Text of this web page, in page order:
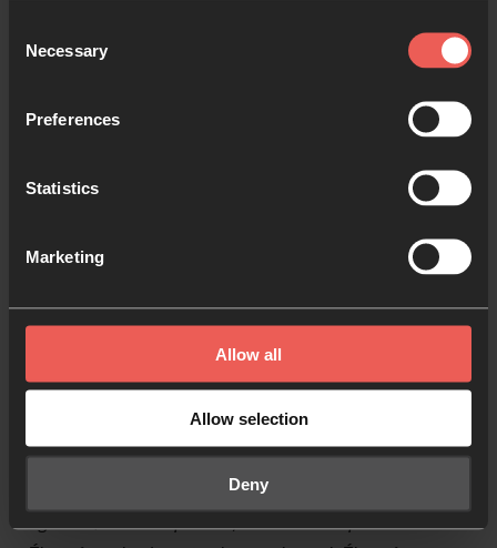
Selection
Necessary
Preferences
Statistics
Marketing
Allow all
Allow selection
Deny
Tú, Señor: haz que cesen las guerras en toda la
tierra; quiebra los arcos, destroza las lanzas, y arroja
los carros al fuego [Salmo 46:9]. Y por eso te pido
ahora que salves la vida de muchas personas en
y rumores de guerra (Mateo 24:6], pero tú, Señor,
eres nuestra roca, nuestra fortaleza y nuestro
libertador. Mi esperanza está en ti. Y por eso me
dirijo ahora a las naciones. En el nombre de Jesús